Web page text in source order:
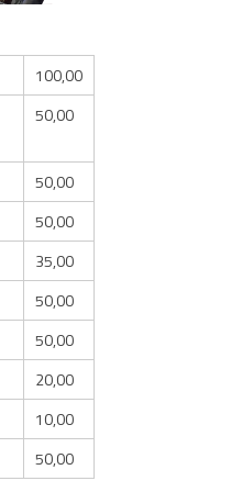
100,00
50,00
50,00
50,00
35,00
50,00
50,00
20,00
10,00
50,00